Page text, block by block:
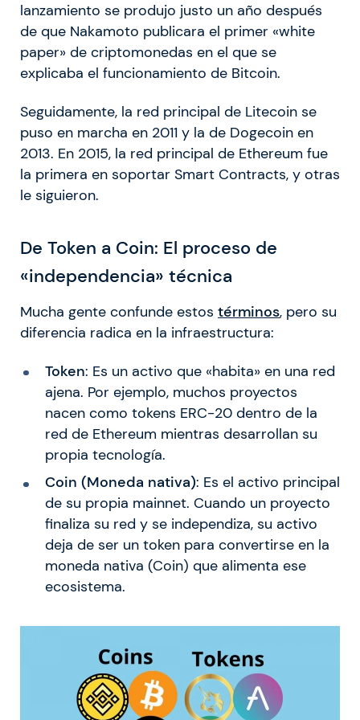
lanzamiento se produjo justo un año después
de que Nakamoto publicara el primer «white
paper» de criptomonedas en el que se
explicaba el funcionamiento de Bitcoin.
Seguidamente, la red principal de Litecoin se
puso en marcha en 2011 y la de Dogecoin en
2013. En 2015, la red principal de Ethereum fue
la primera en soportar Smart Contracts, y otras
le siguieron.
De Token a Coin: El proceso de
«independencia» técnica
Mucha gente confunde estos términos, pero su
diferencia radica en la infraestructura:
Token: Es un activo que «habita» en una red
ajena. Por ejemplo, muchos proyectos
nacen como tokens ERC-20 dentro de la
red de Ethereum mientras desarrollan su
propia tecnología.
Coin (Moneda nativa): Es el activo principal
de su propia mainnet. Cuando un proyecto
finaliza su red y se independiza, su activo
deja de ser un token para convertirse en la
moneda nativa (Coin) que alimenta ese
ecosistema.